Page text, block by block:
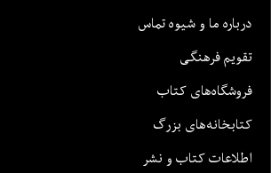
درباره ما و شیوه تماس
تقویم فرهنگی
فروشگاه‌های کتاب
کتابخانه‌های بزرگ
اطلاعات کتاب و نشر